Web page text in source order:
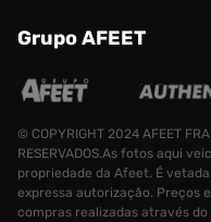
Grupo AFEET
© COPYRIGHT 2024 AFEET
RESERVADOS.As fotos aqui
propriedade da Afeet. É
expressa autorização. Preços
compras realizadas através